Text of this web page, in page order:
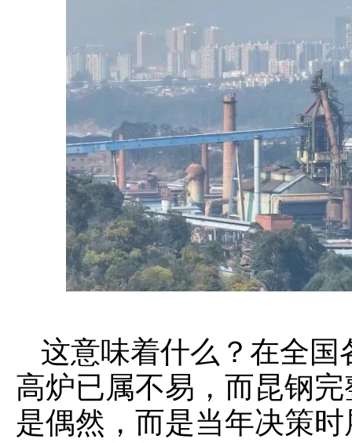
这意味着什么？在全
高炉已属不易，而昆钢
是偶然，而是当年决策